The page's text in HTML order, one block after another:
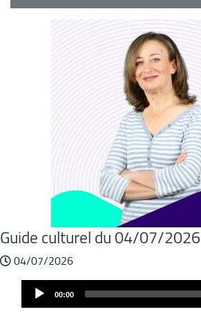
Guide culturel du 04/07/2026
04/07/2026
Audio
Player 00:00